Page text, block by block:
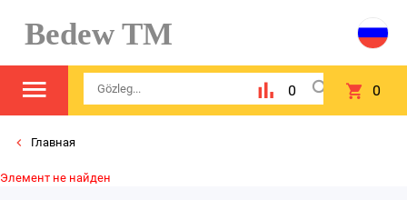
Bedew TM
0 0
Главная
Элемент не найден